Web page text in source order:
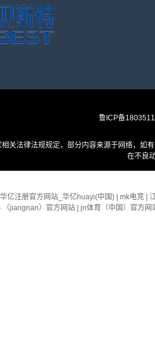
鲁ICP备
关法律法规规定，部分内容来源于网络，如
在不良
华亿注册官方网站_华亿huayi(中国) mk电竞
·（jiangnan）官方网站
jn体育（中国）官方网